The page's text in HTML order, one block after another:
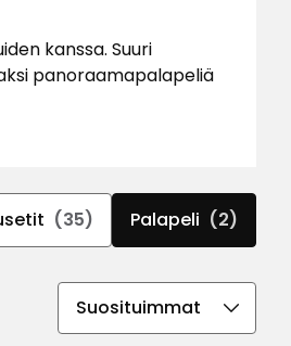
kanssa. Suuri
panoraamapalapeliä
(35) Palapeli (2)
Valitse